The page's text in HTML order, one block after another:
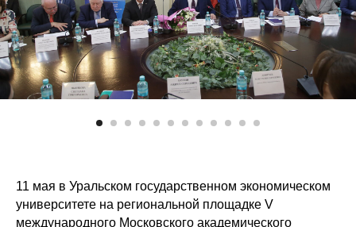
11 мая в Уральском государственном экономическом
университете на региональной площадке V
международного Московского академического